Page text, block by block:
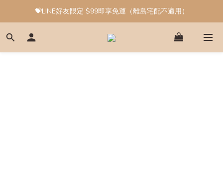
💝LINE好友限定 $99即享免運（離島宅配不適用）